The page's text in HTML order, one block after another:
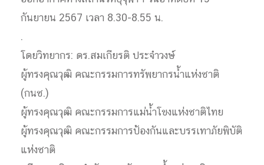
กันยายน 2567 เวลา 8.30-8.55 น.
.
โดยวิทยากร: ดร.สมเกียรติ ประจำวงษ์
ผู้ทรงคุณวุฒิ คณะกรรมการทรัพยากรน้ำแห่งชาติ
(กนช.)
ผู้ทรงคุณวุฒิ คณะกรรมการแม่น้ำโขงแห่งชาติไทย
ผู้ทรงคุณวุฒิ คณะกรรมการป้องกันและบรรเทาภัยพิบัติ
แห่งชาติ